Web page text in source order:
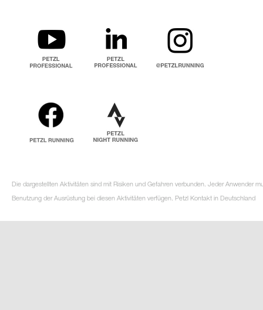
Die dargestellten Aktivitäten sind mit Risiken und Gefahren verbunden. Jeder Anwender
Benutzung der Ausrüstung bei diesen Aktivitäten verfügen. Petzl Kontakt in Deutschland